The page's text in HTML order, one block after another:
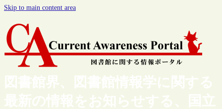
Skip to main content area
図書館界、図書館情報学に関する
最新の情報をお知らせする、国立